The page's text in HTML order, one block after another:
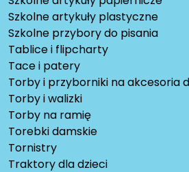
Szkolne artykuły plastyczne
Szkolne przybory do pisania
Tablice i flipcharty
Tace i patery
Torby i przyborniki na akcesoria
Torby i walizki
Torby na ramię
Torebki damskie
Tornistry
Traktory dla dzieci